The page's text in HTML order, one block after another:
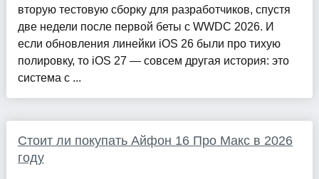
вторую тестовую сборку для разработчиков, спустя
две недели после первой беты с WWDC 2026. И
если обновления линейки iOS 26 были про тихую
полировку, то iOS 27 — совсем другая история: это
система с ...
Стоит ли покупать Айфон 16 Про Макс в 2026
году